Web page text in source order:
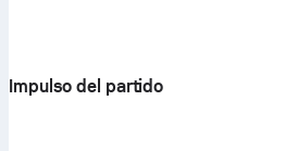
Impulso del partido